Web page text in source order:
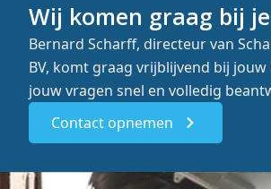
Wij komen graag bij
Bernard Scharff, directeur van
BV, komt graag vrijblijvend bij
jouw vragen snel en volledig
Contact opnemen